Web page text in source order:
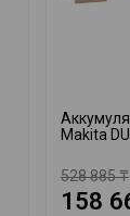
Makita
528 885 ₸
158